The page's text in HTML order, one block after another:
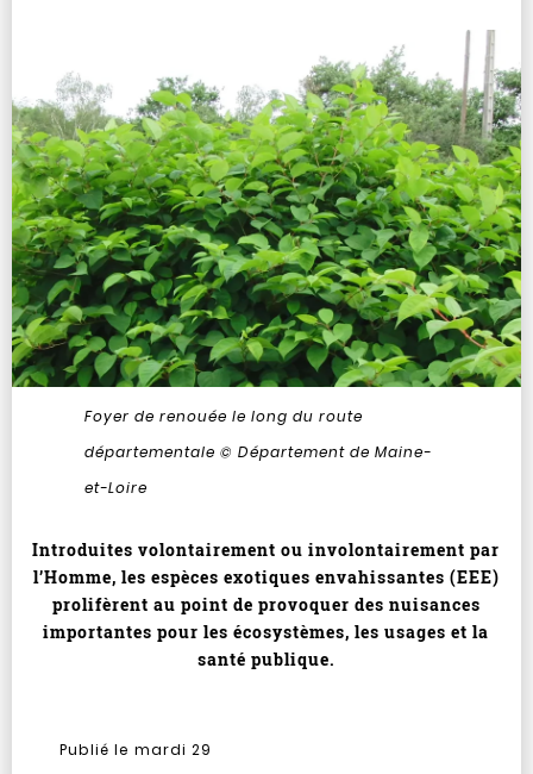
Foyer de renouée le long du route
départementale © Département de Maine-
et-Loire
Introduites volontairement ou involontairement par
l’Homme, les espèces exotiques envahissantes (EEE)
prolifèrent au point de provoquer des nuisances
importantes pour les écosystèmes, les usages et la
santé publique.
Publié le mardi 29